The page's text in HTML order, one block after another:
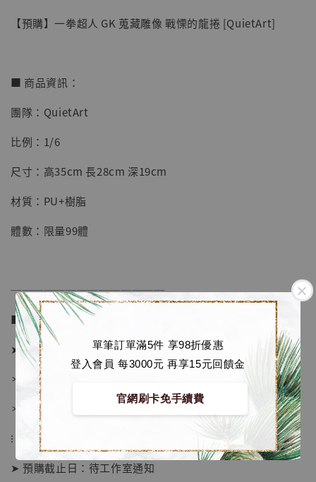
單筆訂單滿5件 享98折優惠
登入會員 每3000元 再享15元回饋金
官網刷卡免手續費
摩 [7STARS Studio]
NT$ 1,500
加購優惠【讓子彈飛 鵝城縣長 張麻子 [BK01]】
【預購】一拳超人 GK 蒐藏雕像 戰慄的龍捲 [QuietArt]
■ 商品資訊：
團隊：QuietArt
比例：1/6
尺寸：高35cm 長28cm 深19cm
材質：PU+樹脂
體數：限量99體
──────────────
■ 販售資訊 (NT$)：
➤ 價格 6980元 (訂金3680)
＊ 國際運費另計
＊ 刷卡免手續費
⁝
➤ 預購截止日：待工作室通知